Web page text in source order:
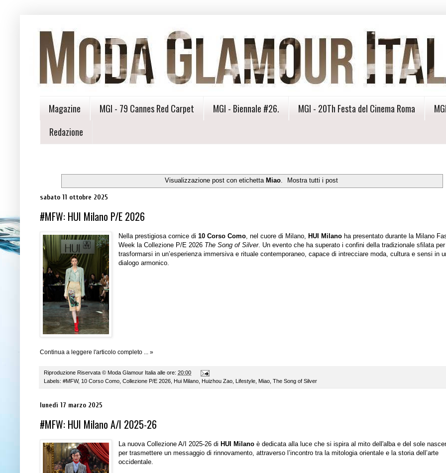
Magazine MGI - 79 Cannes Red Carpet MGI - Biennale #26. MGI - 20Th Festa del Cinema Roma
Redazione
Visualizzazione post con etichetta Miao. Mostra tutti i post
sabato 11 ottobre 2025
#MFW: HUI Milano P/E 2026
Nella prestigiosa cornice di 10 Corso Como, nel cuore di Milano, HUI Milano ha presentato durante la Milano
Week la Collezione P/E 2026 The Song of Silver. Un evento che ha superato i confini della tradizionale sfilata per
trasformarsi in un’esperienza immersiva e rituale contemporaneo, capace di intrecciare moda, cultura e sensi in
dialogo armonico.
Continua a leggere l'articolo completo ... »
Riproduzione Riservata © Moda Glamour Italia alle ore: 20:00
Labels: #MFW, 10 Corso Como Collezione P/E 2026 Hui Milano Huizhou Zao Lifestyle Miao The Song of Silver
lunedì 17 marzo 2025
#MFW: HUI Milano A/I 2025-26
La nuova Collezione A/I 2025-26 di HUI Milano è dedicata alla luceche si ispira al mito dell'alba e del sole
per trasmettere un messaggio di rinnovamento, attraverso l’incontro tra la mitologia orientale e la storia dell’arte
occidentale.